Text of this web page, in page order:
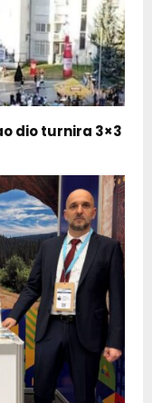
dio turnira 3×3